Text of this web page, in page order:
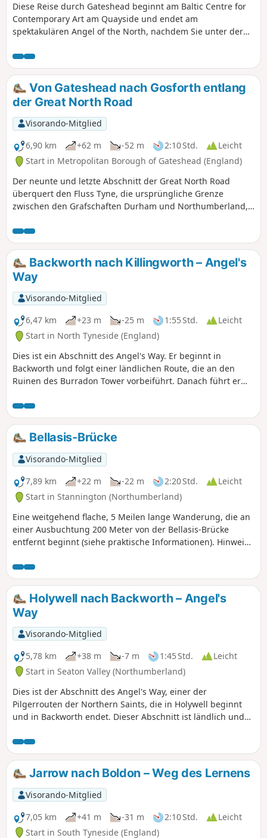
Diese Reise durch Gateshead beginnt am Baltic Centre for
Contemporary Art am Quayside und endet am
spektakulären Angel of the North, nachdem Sie unter der
den viktorianischen Park und Wohngebiete gegehen sind.
Von Gateshead nach Gosforth entlang
der Great North Road
Visorando-Mitglied
6,90 km
+62 m -52 m 2:10 Std.
Leicht
Start in Metropolitan Borough of Gateshead (England)
Der neunte und letzte Abschnitt der Great North Road
überquert den Fluss Tyne, die ursprüngliche Grenze
zwischen den Grafschaften Durham und Northumberland,
und folgt der Route durch die Stadt, vorbei am Town Moor
nach Gosforth entlang der Great North Road – achten Sie
beim Wandern auf Schilder mit diesem Namen.
Backworth nach Killingworth – Angel's
Way
Visorando-Mitglied
6,47 km
+23 m -25 m 1:55 Std.
Leicht
Start in North Tyneside (England)
Dies ist ein Abschnitt des Angel's Way. Er beginnt in
Backworth und folgt einer ländlichen Route, die an den
Ruinen des Burradon Tower vorbeiführt. Danach führt er
am malerischen Killingworth Lake.
Bellasis-Brücke
Visorando-Mitglied
7,89 km
+22 m -22 m 2:20 Std.
Leicht
Start in Stannington (Northumberland)
Eine weitgehend flache, 5 Meilen lange Wanderung, die an
einer Ausbuchtung 200 Meter von der Bellasis-Brücke
entfernt beginnt (siehe praktische Informationen). Hinweis:
Gräben und Rinnen gibt.Sie müssen auch den Fluss Pont
auf Trittsteinen überqueren, diese sind jedoch sehr
sicher.Der Fluss ist derzeit (August 2025) nur ein schmaler
Rinnsal.In einem nassen Winter nicht passierbar.
Holywell nach Backworth – Angel's
Way
Visorando-Mitglied
5,78 km
+38 m -7 m 1:45 Std.
Leicht
Start in Seaton Valley (Northumberland)
Dies ist der Abschnitt des Angel's Way, einer der
Pilgerrouten der Northern Saints, die in Holywell beginnt
und in Backworth endet. Dieser Abschnitt ist ländlich und
mit dem vorherigen Abschnitt (Seaton Sluice bis Holywell)
oder dem nächsten Abschnitt (Backworth bis Killingworth)
zu einer längeren Wanderung kombiniert werden.
Jarrow nach Boldon – Weg des Lernens
Visorando-Mitglied
7,05 km
+41 m -31 m 2:10 Std.
Leicht
Start in South Tyneside (England)